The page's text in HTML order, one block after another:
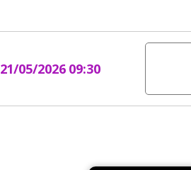
21/05/2026 09:30